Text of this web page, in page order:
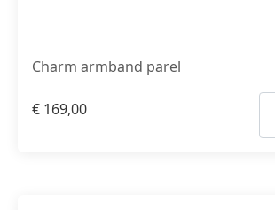
Charm armband parel
€ 169,00